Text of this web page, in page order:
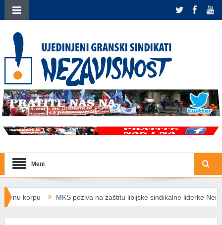
Meni
MKS poziva na zaštitu libijske sindikalne liderke Nermin Al-Šarif